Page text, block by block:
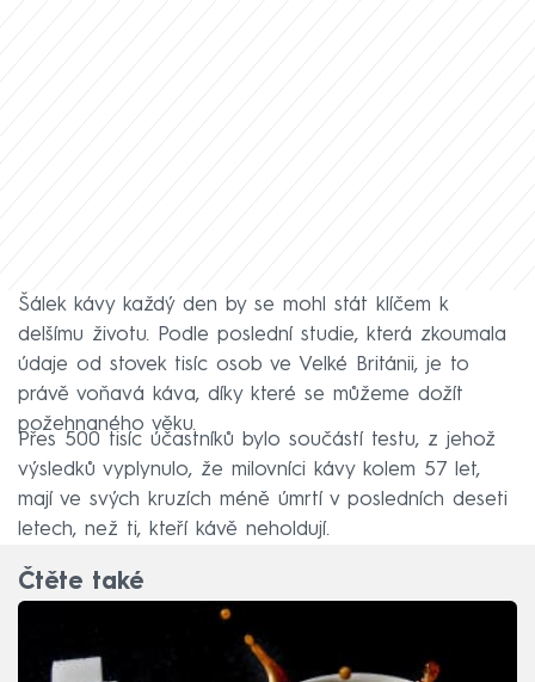
Šálek kávy každý den by se mohl stát klíčem k
delšímu životu. Podle poslední studie, která zkoumala
údaje od stovek tisíc osob ve Velké Británii, je to
právě voňavá káva, díky které se můžeme dožít
požehnaného věku.
Přes 500 tisíc účastníků bylo součástí testu, z jehož
výsledků vyplynulo, že milovníci kávy kolem 57 let,
mají ve svých kruzích méně úmrtí v posledních deseti
letech, než ti, kteří kávě neholdují.
Čtěte také